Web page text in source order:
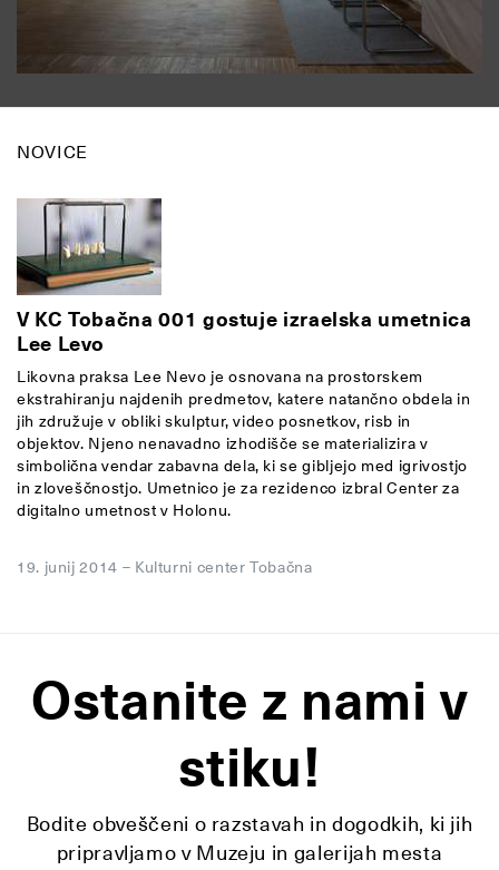
NOVICE
V KC Tobačna 001 gostuje izraelska umetnica
Lee Levo
Likovna praksa Lee Nevo je osnovana na prostorskem
ekstrahiranju najdenih predmetov, katere natančno obdela in
jih združuje v obliki skulptur, video posnetkov, risb in
objektov. Njeno nenavadno izhodišče se materializira v
simbolična vendar zabavna dela, ki se gibljejo med igrivostjo
in zloveščnostjo. Umetnico je za rezidenco izbral Center za
digitalno umetnost v Holonu.
19. junij 2014 – Kulturni center Tobačna
Ostanite z nami v
stiku!
Bodite obveščeni o razstavah in dogodkih, ki jih
pripravljamo v Muzeju in galerijah mesta